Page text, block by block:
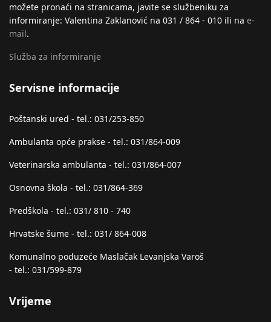
možete pronaći na stranicama, javite se službeniku za
informiranje: Valentina Zaklanović na 031 / 864 - 010 ili na e-
mail.
Služba za informiranje
Servisne informacije
Poštanski ured - tel.: 031/253-850
Ambulanta opće prakse - tel.: 031/864-009
Veterinarska ambulanta - tel.: 031/864-007
Osnovna škola - tel.: 031/864-369
Predškola - tel.: 031/ 810 - 740
Hrvatske šume - tel.: 031/ 864-008
Komunalno poduzeće Maslačak Levanjska Varoš
- tel.: 031/599-879
Vrijeme